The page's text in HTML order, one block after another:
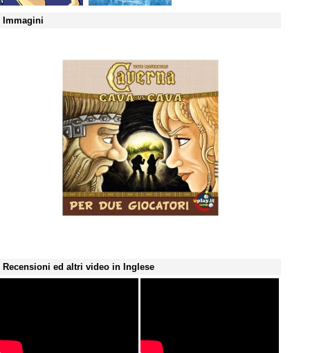
Immagini
Recensioni ed altri video in Inglese